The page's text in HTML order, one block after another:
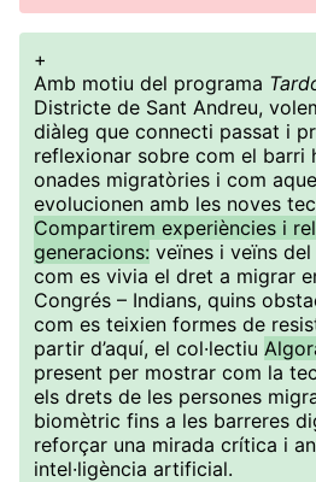
+
Amb motiu del programa
Districte de Sant Andreu,
diàleg que connecti passat i
reflexionar sobre com el barri
onades migratòries i com
evolucionen amb les noves
Compartirem experiències i
generacions: veïnes i veïns
com es vivia el dret a migrar
Congrés – Indians, quins
com es teixien formes de
partir d’aquí, el col·lectiu
present per mostrar com la
els drets de les persones
biomètric fins a les barreres
reforçar una mirada crítica i
intel·ligència artificial.